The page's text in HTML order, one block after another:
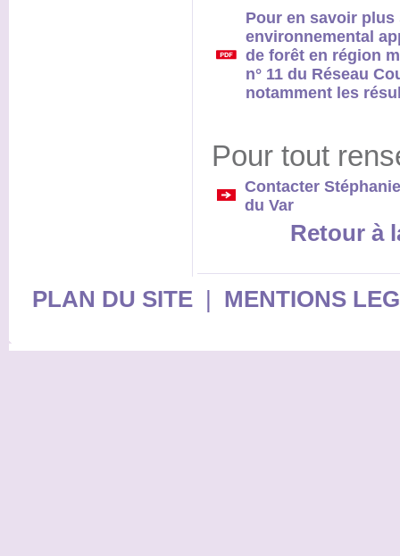
Pour en savoir
environnemental
de forêt en région
n° 11 du Réseau
notamment les
Pour tout
Contacter
du Var
Retour à
PLAN DU SITE| MENTIONS